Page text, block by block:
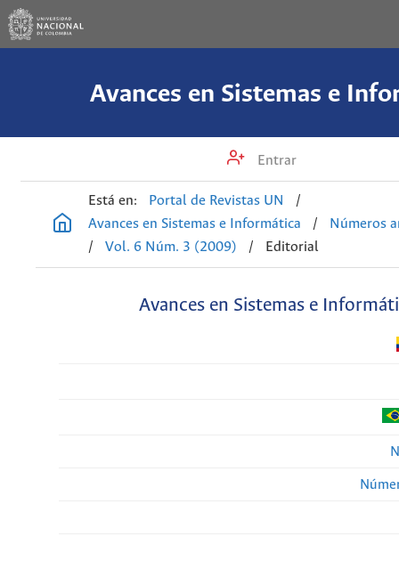
Avances en Sistemas e
Entrar
Está en: Portal de Revistas UN
/
Avances en Sistemas e Informática
/
Números
/
Vol. 6 Núm. 3 (2009) / Editorial
Avances en Sistemas e